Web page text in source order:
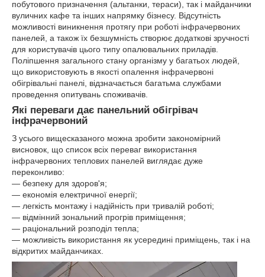
побутового призначення (альтанки, тераси), так і майданчики
вуличних кафе та інших напрямку бізнесу. Відсутність
можливості виникнення протягу при роботі інфрачервоних
панелей, а також їх безшумність створює додаткові зручності
для користувачів цього типу опалювальних приладів.
Поліпшення загального стану організму у багатьох людей,
що використовують в якості опалення інфрачервоні
обігрівальні панелі, відзначається багатьма службами
проведення опитувань споживачів.
Які переваги дає панельний обігрівач
інфрачервоний
З усього вищесказаного можна зробити закономірний
висновок, що список всіх переваг використання
інфрачервоних теплових панелей виглядає дуже
переконливо:
― безпеку для здоров'я;
― економія електричної енергії;
― легкість монтажу і надійність при тривалій роботі;
― відмінний зональний прогрів приміщення;
― раціональний розподіл тепла;
― можливість використання як усередині приміщень, так і на
відкритих майданчиках.